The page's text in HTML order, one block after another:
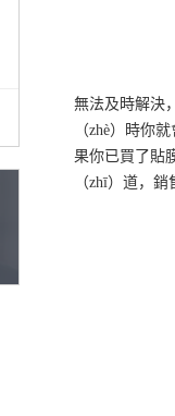
無法及時解決
（zhè）時你
果你已買了貼
（zhī）道，